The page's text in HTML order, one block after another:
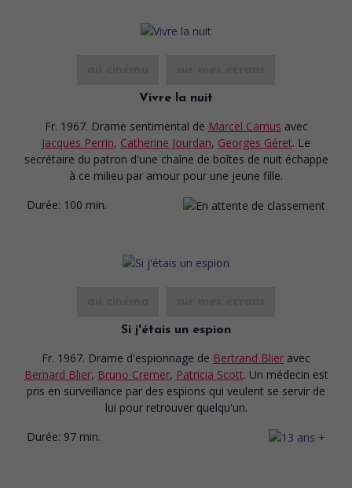
Vivre la nuit
Fr. 1967. Drame sentimental de Marcel Camus avec
Jacques Perrin, Catherine Jourdan, Georges Géret. Le
secrétaire du patron d'une chaîne de boîtes de nuit échappe
à ce milieu par amour pour une jeune fille.
Durée: 100 min.
Si j'étais un espion
Fr. 1967. Drame d'espionnage de Bertrand Blier avec
Bernard Blier, Bruno Cremer, Patricia Scott. Un médecin est
pris en surveillance par des espions qui veulent se servir de
lui pour retrouver quelqu'un.
Durée: 97 min.